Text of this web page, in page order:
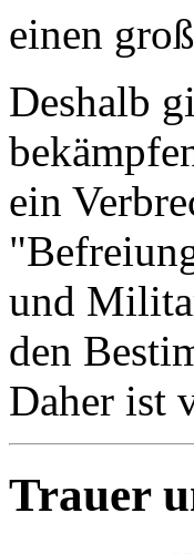
einen
Deshalb
ein
und
den
Daher ist
Trauer